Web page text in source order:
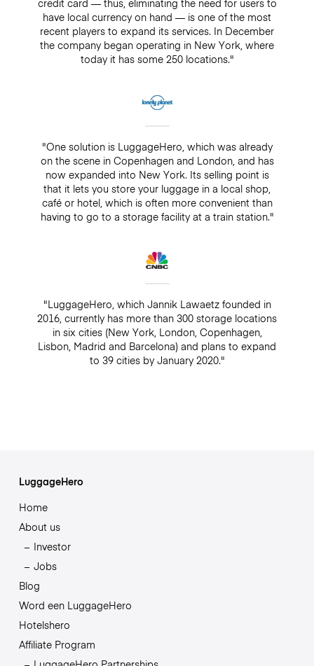
credit card — thus, eliminating the need for users to
have local currency on hand — is one of the most
recent players to expand its services. In December
the company began operating in New York, where
today it has some 250 locations."
"One solution is LuggageHero, which was already
on the scene in Copenhagen and London, and has
now expanded into New York. Its selling point is
that it lets you store your luggage in a local shop,
café or hotel, which is often more convenient than
having to go to a storage facility at a train station."
"LuggageHero, which Jannik Lawaetz founded in
2016, currently has more than 300 storage locations
in six cities (New York, London, Copenhagen,
Lisbon, Madrid and Barcelona) and plans to expand
to 39 cities by January 2020."
LuggageHero
Home
About us
Investor
Jobs
Blog
Word een LuggageHero
Hotelshero
Affiliate Program